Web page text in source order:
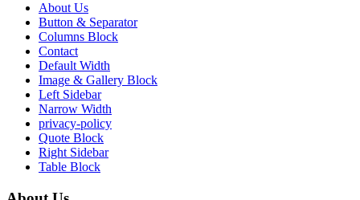
About Us
Button & Separator
Columns Block
Contact
Default Width
Image & Gallery Block
Left Sidebar
Narrow Width
privacy-policy
Quote Block
Right Sidebar
Table Block